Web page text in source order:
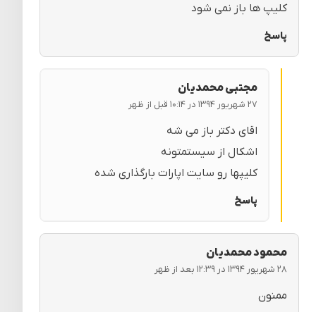
کلیپ ها باز نمی شود
پاسخ
مجتبی محمدیان
۲۷ شهریور ۱۳۹۴ در ۱۰:۱۴ قبل از ظهر
اقای دکتر باز می شه
اشکال از سیستمتونه
کلیپها رو سایت اپارات بارگذاری شده
پاسخ
محمود محمدیان
۲۸ شهریور ۱۳۹۴ در ۱۲:۳۹ بعد از ظهر
ممنون